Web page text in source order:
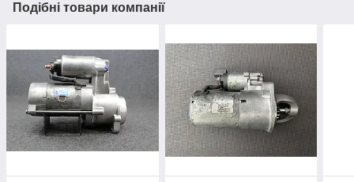
Подібні товари компанії